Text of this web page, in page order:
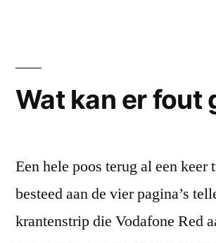
Wat kan er fout
Een hele poos terug al een keer
besteed aan de vier pagina’s
krantenstrip die Vodafone Red